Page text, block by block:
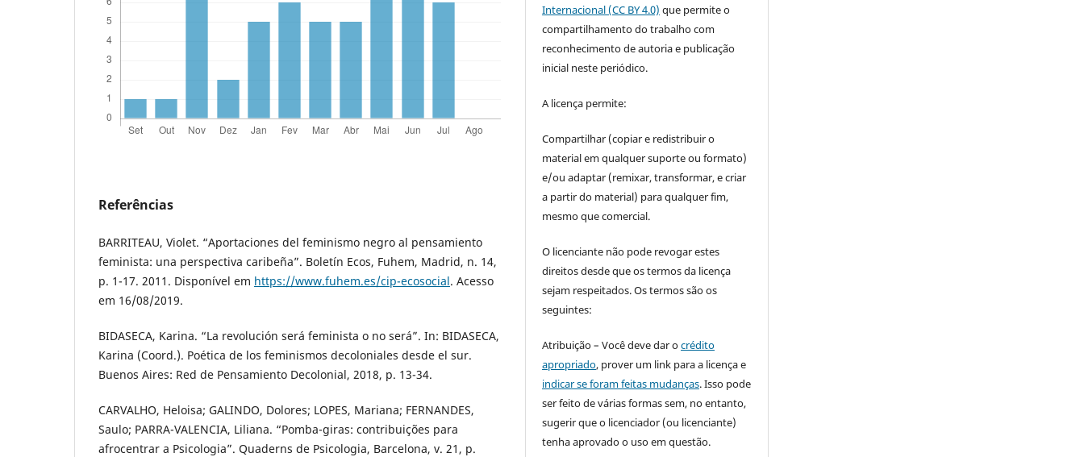
Referências
BARRITEAU, Violet. “Aportaciones del feminismo negro al pensamiento
feminista: una perspectiva caribeña”. Boletín Ecos, Fuhem, Madrid, n. 14,
p. 1-17. 2011. Disponível em https://www.fuhem.es/cip-ecosocial. Acesso
em 16/08/2019.
BIDASECA, Karina. “La revolución será feminista o no será”. In: BIDASECA,
Karina (Coord.). Poética de los feminismos decoloniales desde el sur.
Buenos Aires: Red de Pensamiento Decolonial, 2018, p. 13-34.
CARVALHO, Heloisa; GALINDO, Dolores; LOPES, Mariana; FERNANDES,
Saulo; PARRA-VALENCIA, Liliana. “Pomba-giras: contribuições para
afrocentrar a Psicologia”. Quaderns de Psicologia, Barcelona, v. 21, p.
Internacional (CC BY 4.0) que permite o
compartilhamento do trabalho com
reconhecimento de autoria e publicação
inicial neste periódico.
A licença permite:
Compartilhar (copiar e redistribuir o
material em qualquer suporte ou formato)
e/ou adaptar (remixar, transformar, e criar
a partir do material) para qualquer fim,
mesmo que comercial.
O licenciante não pode revogar estes
direitos desde que os termos da licença
sejam respeitados. Os termos são os
seguintes:
Atribuição – Você deve dar ocrédito
apropriado, prover um link para a licença e
indicar se foram feitas mudanças. Isso pode
ser feito de várias formas sem, no entanto,
sugerir que o licenciador (ou licenciante)
tenha aprovado o uso em questão.